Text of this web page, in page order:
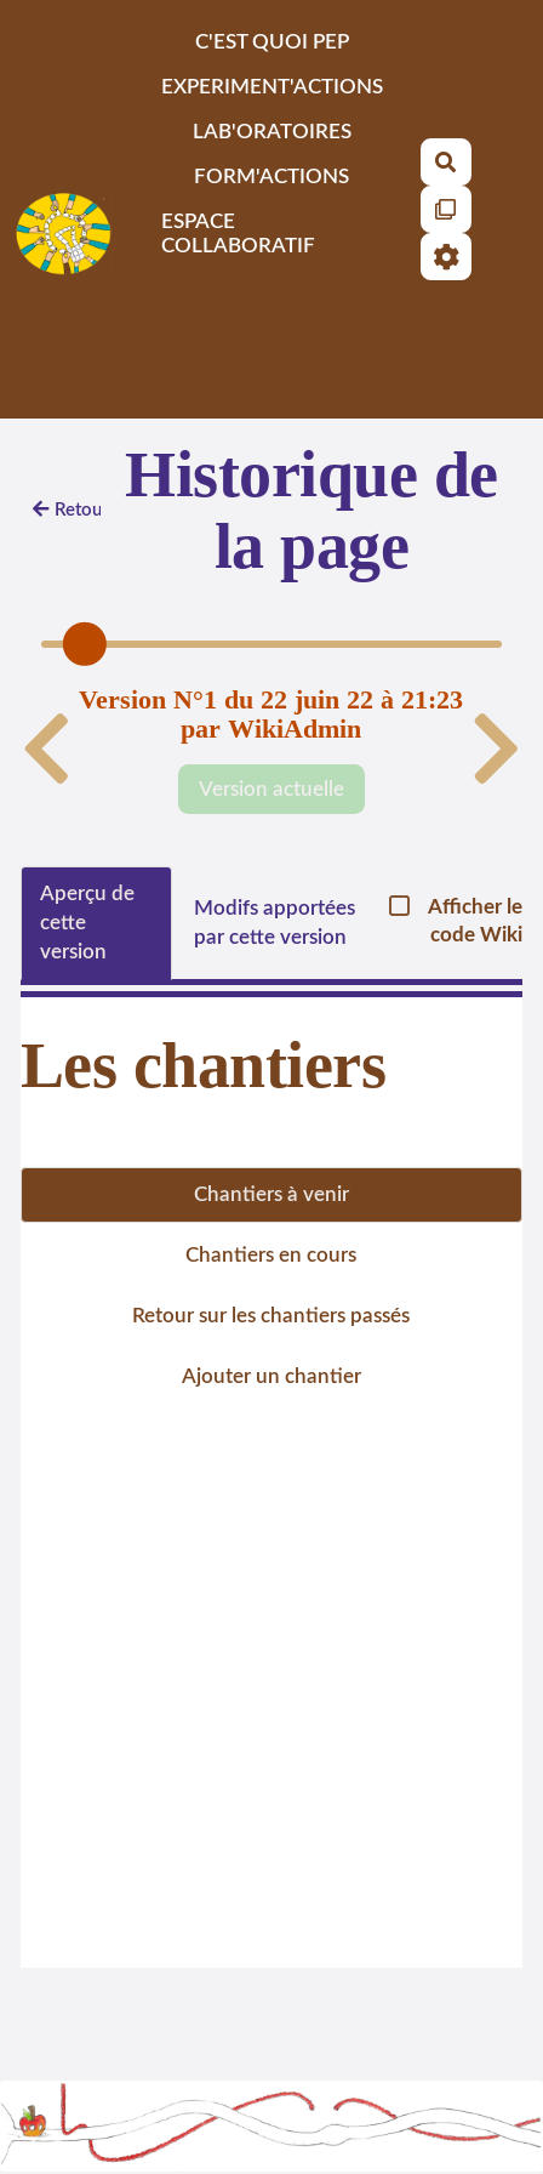
C'EST QUOI PEP
EXPERIMENT'ACTIONS
LAB'ORATOIRES
FORM'ACTIONS
ESPACE
COLLABORATIF
Retour
Historique de
la page
Version N°1 du 22 juin 22 à 21:23
par WikiAdmin
Version actuelle
Aperçu de
cette
version
Modifs apportées
par cette version
Afficher le
code Wiki